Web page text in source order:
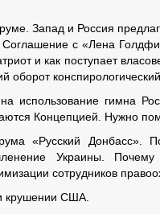
Запад и Россия
с «Лена
и как поступает
оборот
использование гимна
Концепцией. Нужно
«Русский Донбасс».
Украины. Почему
сотрудников
крушении США.